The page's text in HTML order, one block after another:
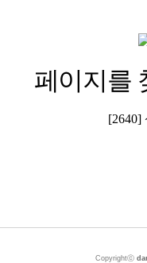
페이지를
[2640]
Copyrightⓒ